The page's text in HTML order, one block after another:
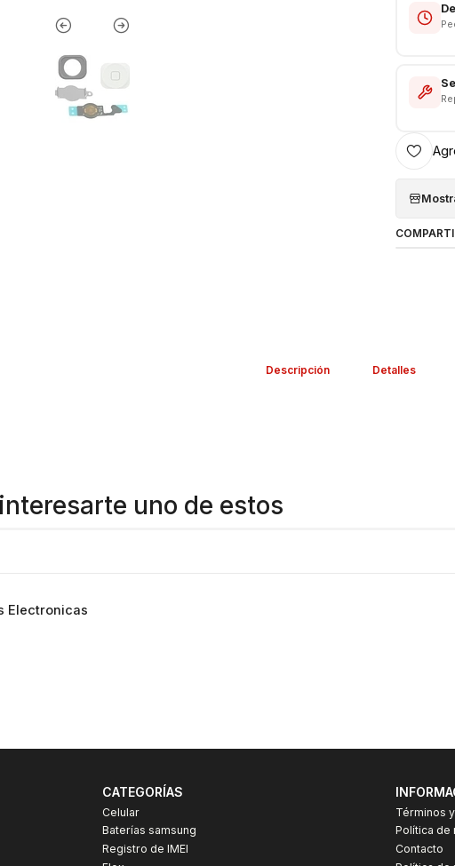
Descripción Detalles
uno de estos
Electronicas
CATEGORÍAS
Celular
Baterías samsung
Registro de IMEI
Términos
Política de
Contacto